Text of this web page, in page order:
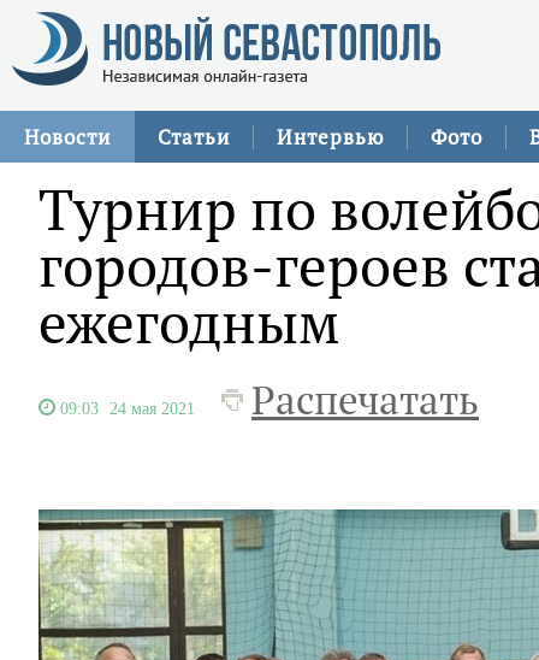
Новости Статьи Интервью Фото
Турнир по
городов-героев
ежегодным
09:03 24 мая 2021 Распечатать